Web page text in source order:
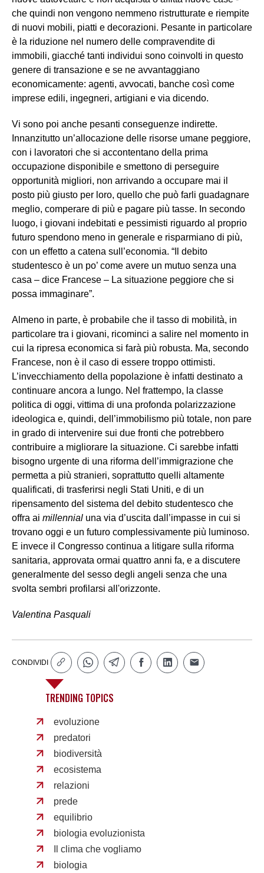
che quindi non vengono nemmeno ristrutturate e riempite
di nuovi mobili, piatti e decorazioni. Pesante in particolare
è la riduzione nel numero delle compravendite di
immobili, giacché tanti individui sono coinvolti in questo
genere di transazione e se ne avvantaggiano
economicamente: agenti, avvocati, banche così come
imprese edili, ingegneri, artigiani e via dicendo.
Vi sono poi anche pesanti conseguenze indirette.
Innanzitutto un’allocazione delle risorse umane peggiore,
con i lavoratori che si accontentano della prima
occupazione disponibile e smettono di perseguire
opportunità migliori, non arrivando a occupare mai il
posto più giusto per loro, quello che può farli guadagnare
meglio, comperare di più e pagare più tasse. In secondo
luogo, i giovani indebitati e pessimisti riguardo al proprio
futuro spendono meno in generale e risparmiano di più,
con un effetto a catena sull’economia. “Il debito
studentesco è un po’ come avere un mutuo senza una
casa – dice Francese – La situazione peggiore che si
possa immaginare”.
Almeno in parte, è probabile che il tasso di mobilità, in
particolare tra i giovani, ricominci a salire nel momento in
cui la ripresa economica si farà più robusta. Ma, secondo
Francese, non è il caso di essere troppo ottimisti.
L’invecchiamento della popolazione è infatti destinato a
continuare ancora a lungo. Nel frattempo, la classe
politica di oggi, vittima di una profonda polarizzazione
ideologica e, quindi, dell’immobilismo più totale, non pare
in grado di intervenire sui due fronti che potrebbero
contribuire a migliorare la situazione. Ci sarebbe infatti
bisogno urgente di una riforma dell’immigrazione che
permetta a più stranieri, soprattutto quelli altamente
qualificati, di trasferirsi negli Stati Uniti, e di un
ripensamento del sistema del debito studentesco che
offra ai millennial una via d’uscita dall’impasse in cui si
trovano oggi e un futuro complessivamente più luminoso.
E invece il Congresso continua a litigare sulla riforma
sanitaria, approvata ormai quattro anni fa, e a discutere
generalmente del sesso degli angeli senza che una
svolta sembri profilarsi all'orizzonte.
Valentina Pasquali
CONDIVIDI
TRENDING TOPICS
evoluzione
predatori
biodiversità
ecosistema
relazioni
prede
equilibrio
biologia evoluzionista
Il clima che vogliamo
biologia